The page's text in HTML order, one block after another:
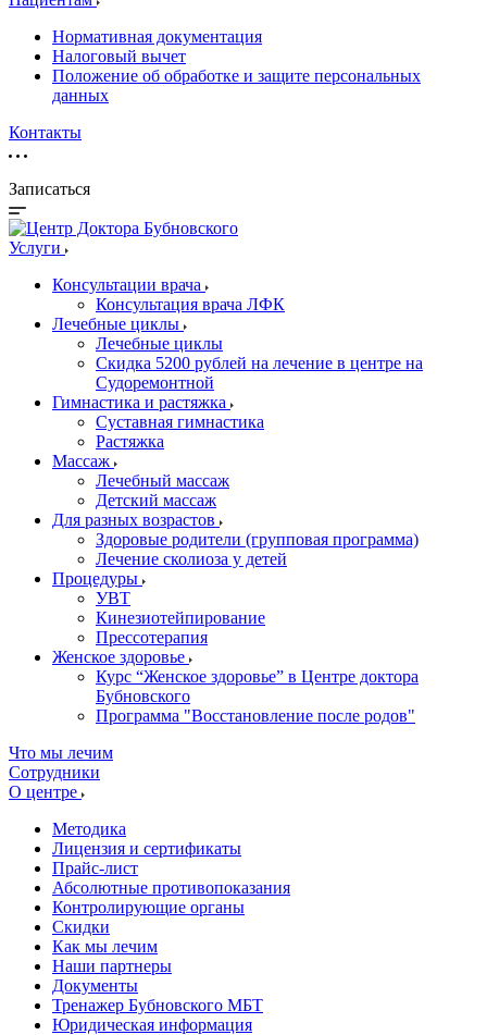
Нормативная документация
Налоговый вычет
Положение об обработке и защите персональных
данных
Контакты
Записаться
Услуги
Консультации врача
Консультация врача ЛФК
Лечебные циклы
Лечебные циклы
Скидка 5200 рублей на лечение в центре на
Судоремонтной
Гимнастика и растяжка
Суставная гимнастика
Растяжка
Массаж
Лечебный массаж
Детский массаж
Для разных возрастов
Здоровые родители (групповая программа)
Лечение сколиоза у детей
Процедуры
УВТ
Кинезиотейпирование
Прессотерапия
Женское здоровье
Курс “Женское здоровье” в Центре доктора
Бубновского
Программа "Восстановление после родов"
Что мы лечим
Сотрудники
О центре
Методика
Лицензия и сертификаты
Прайс-лист
Абсолютные противопоказания
Контролирующие органы
Скидки
Как мы лечим
Наши партнеры
Документы
Тренажер Бубновского МБТ
Юридическая информация